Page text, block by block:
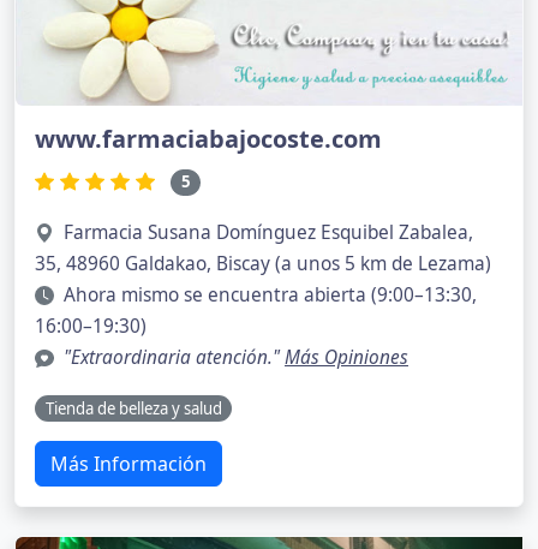
www.farmaciabajocoste.com
5
Farmacia Susana Domínguez Esquibel Zabalea,
35, 48960 Galdakao, Biscay (a unos 5 km de Lezama)
Ahora mismo se encuentra abierta (9:00–13:30,
16:00–19:30)
"Extraordinaria atención."Más Opiniones
Tienda de belleza y salud
Más Información